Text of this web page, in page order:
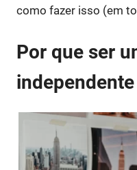
como fazer isso (em
Por que ser